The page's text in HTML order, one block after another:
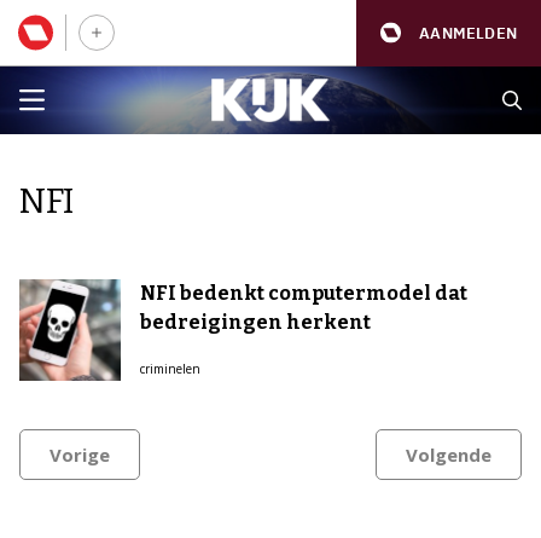
AANMELDEN
NFI
NFI bedenkt computermodel dat
bedreigingen herkent
criminelen
Vorige Volgende